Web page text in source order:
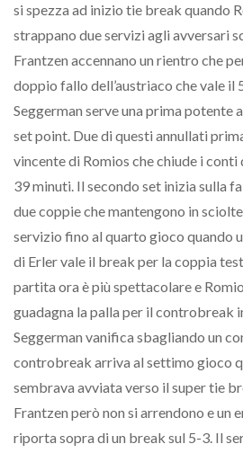
si spezza ad inizio tie break quando
strappano due servizi agli avversari
Frantzen accennano un rientro che
doppio fallo dell’austriaco che vale il
Seggerman serve una prima potente
set point. Due di questi annullati
vincente di Romios che chiude i
39 minuti. Il secondo set inizia sulla
due coppie che mantengono in
servizio fino al quarto gioco quando
di Erler vale il break per la coppia
partita ora è più spettacolare e
guadagna la palla per il controbreak
Seggerman vanifica sbagliando un
controbreak arriva al settimo gioco
sembrava avviata verso il super tie
Frantzen però non si arrendono e un
riporta sopra di un break sul 5-3. Il